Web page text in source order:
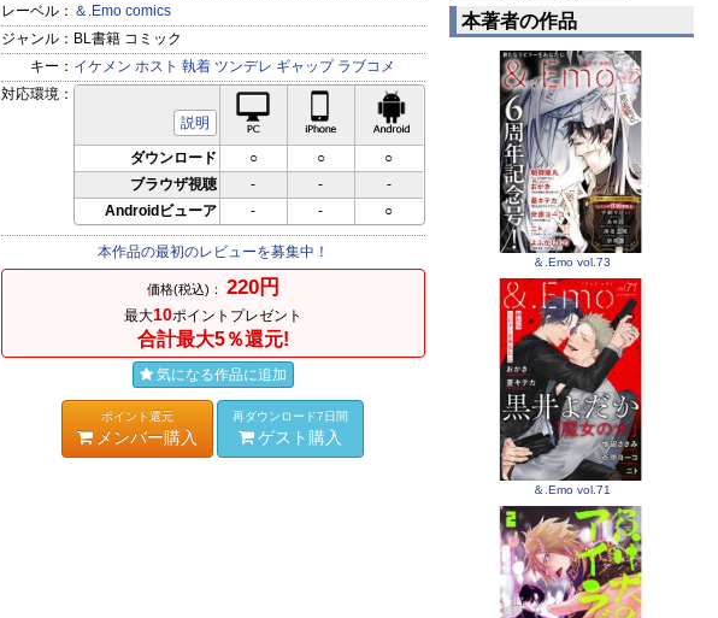
レーベル： ＆.Emo comics
ジャンル： BL書籍 コミック
キー： イケメン ホスト 執着 ツンデレ ギャップ ラブコメ
対応環境：
説明
PC対応 iPhone対応
ダウンロード ○ ○
○
ブラウザ視聴
- -
-
Androidビューア
- - ○
本作品の最初のレビューを募集中！
価格(税込)： 220円
最大10ポイントプレゼント
合計最大5％還元!
気になる作品に追加
ポイント還元
メンバー購入
再ダウンロード7日間
ゲスト購入
本著者の作品
＆.Emo vol.73
＆.Emo vol.71